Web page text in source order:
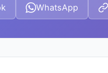
WhatsApp